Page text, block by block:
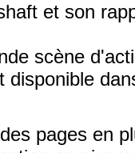
et son
scène
disponible
pages en